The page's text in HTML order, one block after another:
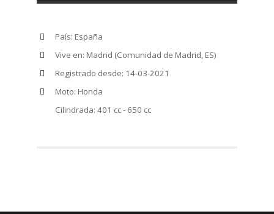
País: España
Vive en: Madrid (Comunidad de Madrid, ES)
Registrado desde: 14-03-2021
Moto: Honda
Cilindrada: 401 cc - 650 cc